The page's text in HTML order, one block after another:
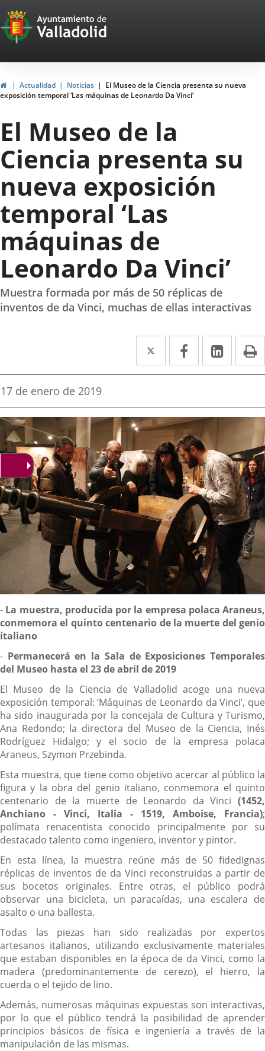
Portal
Web
del
Ayuntamiento
de
Valladolid
HomeActualidad Noticias
El Museo de la Ciencia presenta su nueva
exposición temporal ‘Las máquinas de Leonardo Da Vinci’
El Museo de la
Ciencia presenta su
nueva exposición
temporal ‘Las
máquinas de
Leonardo Da Vinci’
Muestra formada por más de 50 réplicas de
inventos de da Vinci, muchas de ellas interactivas
Twitter
Enlace
a
aplicación
externa.
Facebook
Enlace
a
aplicación
externa.
Enlace
a
Fecha
la
noticia
17 de enero de 2019
Descripción
- La muestra, producida por la empresa polaca Araneus,
conmemora el quinto centenario de la muerte del genio
italiano
- Permanecerá en la Sala de Exposiciones Temporales
del Museo hasta el 23 de abril de 2019
El Museo de la Ciencia de Valladolid acoge una nueva
exposición temporal: ‘Máquinas de Leonardo da Vinci’, que
ha sido inaugurada por la concejala de Cultura y Turismo,
Ana Redondo; la directora del Museo de la Ciencia, Inés
Rodríguez Hidalgo; y el socio de la empresa polaca
Araneus, Szymon Przebinda.
Esta muestra, que tiene como objetivo acercar al público la
figura y la obra del genio italiano, conmemora el quinto
centenario de la muerte de Leonardo da Vinci (1452,
Anchiano - Vinci, Italia - 1519, Amboise, Francia);
polímata renacentista conocido principalmente por su
destacado talento como ingeniero, inventor y pintor.
En esta línea, la muestra reúne más de 50 fidedignas
réplicas de inventos de da Vinci reconstruidas a partir de
sus bocetos originales. Entre otras, el público podrá
observar una bicicleta, un paracaídas, una escalera de
asalto o una ballesta.
Todas las piezas han sido realizadas por expertos
artesanos italianos, utilizando exclusivamente materiales
que estaban disponibles en la época de da Vinci, como la
madera (predominantemente de cerezo), el hierro, la
cuerda o el tejido de lino.
Además, numerosas máquinas expuestas son interactivas,
por lo que el público tendrá la posibilidad de aprender
principios básicos de física e ingeniería a través de la
manipulación de las mismas.